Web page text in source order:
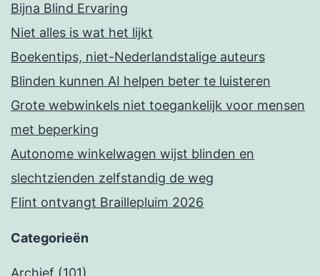
Bijna Blind Ervaring
Niet alles is wat het lijkt
Boekentips, niet-Nederlandstalige auteurs
Blinden kunnen AI helpen beter te luisteren
Grote webwinkels niet toegankelijk voor mensen
met beperking
Autonome winkelwagen wijst blinden en
slechtzienden zelfstandig de weg
Flint ontvangt Braillepluim 2026
Categorieën
Archief (101)